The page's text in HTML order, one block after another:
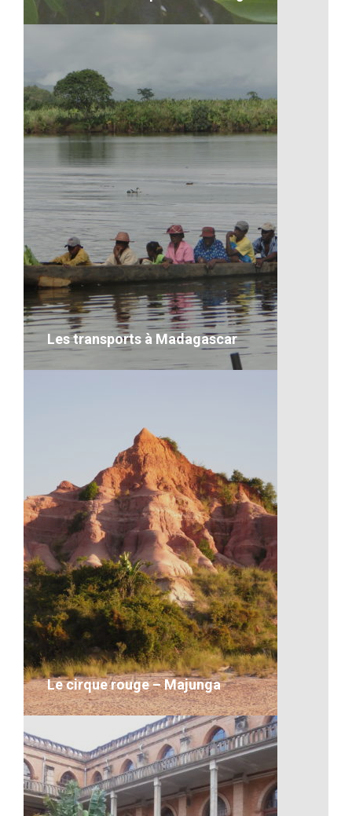
Les fruits exotiques de
Madagascar
VOIR LE DÉTAIL
Les transports à Madagascar
Les transports à Madagascar
VOIR LE DÉTAIL
Le cirque rouge – Majunga